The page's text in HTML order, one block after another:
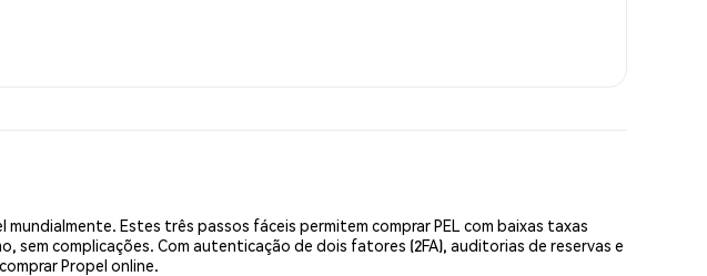
Estes três passos fáceis permitem comprar PEL com baixas taxas
complicações. Com autenticação de dois fatores (2FA), auditorias de reservas e
Propel online.